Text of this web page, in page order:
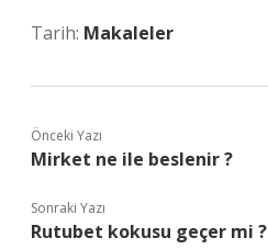
Tarih: Makaleler
Önceki Yazı
Mirket ne ile beslenir ?
Sonraki Yazı
Rutubet kokusu geçer mi ?